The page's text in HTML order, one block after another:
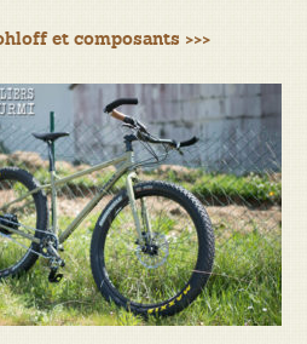
et composants >>>